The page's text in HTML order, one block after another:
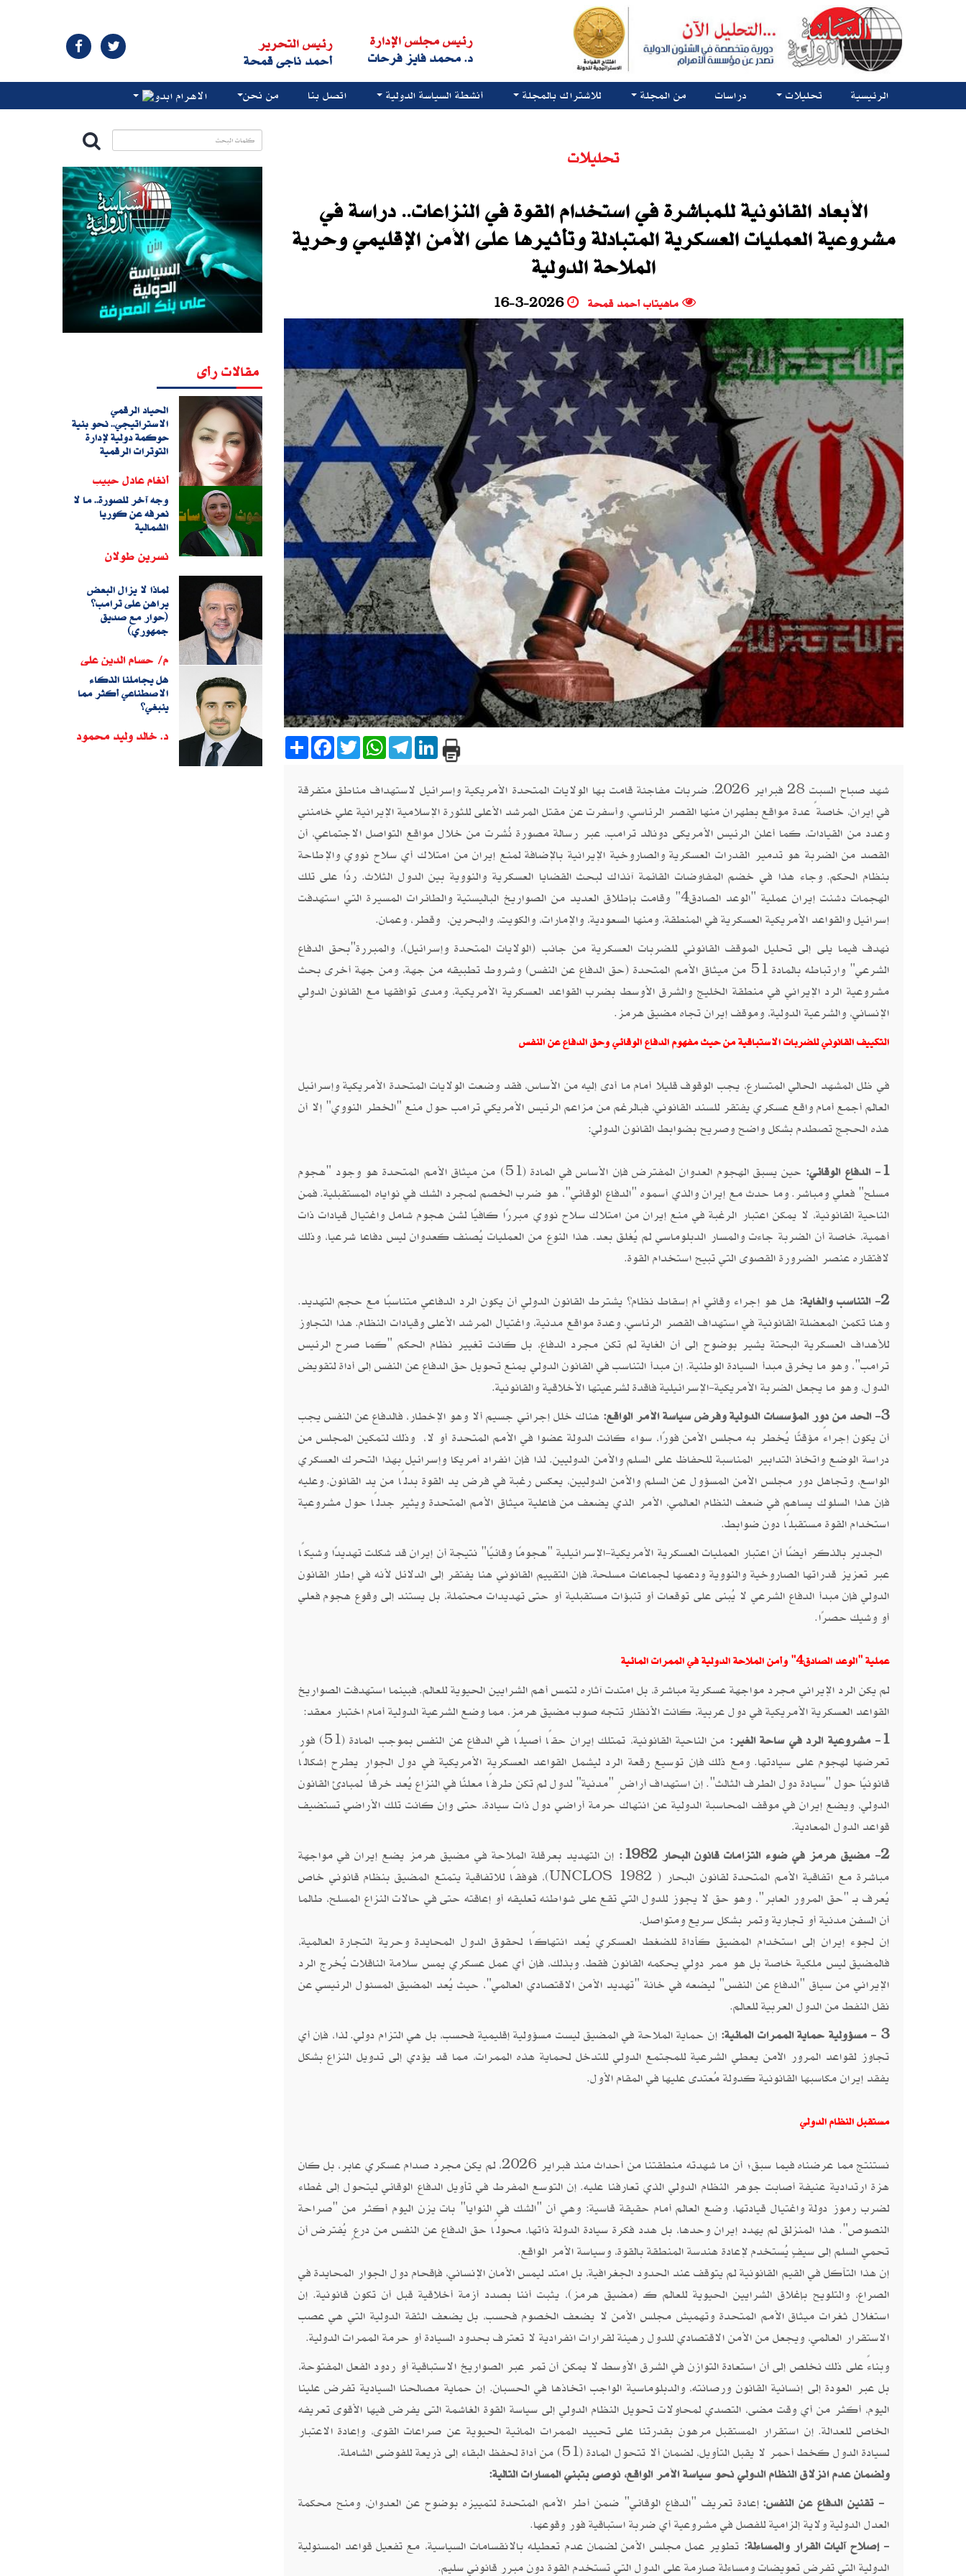
رئيس مجلس الإدارة
د. محمد فايز فرحات
رئيس التحرير
أحمد ناجى قمحة
الرئيسية تحليلات دراسات من المجلة للاشتراك بالمجلة أنشطة السياسة الدولية اتصل بنا من نحن الاهرام ابدو
تحليلات
الأبعاد القانونية للمباشرة في استخدام القوة في النزاعات.. دراسة في
مشروعية العمليات العسكرية المتبادلة وتأثيرها على الأمن الإقليمي وحرية
الملاحة الدولية
ماهيتاب أحمد قمحة 16-3-2026
ShareFacebook
TwitterWhatsAppTelegramLinkedIn
شهد صباح السبت 28 فبراير 2026، ضربات مفاجئة قامت بها الولايات المتحدة الأمريكية وإسرائيل لاستهداف مناطق متفرقة
في إيران، خاصةً عدة مواقع بطهران منها القصر الرئاسي، وأسفرت عن مقتل المرشد الأعلى للثورة الإسلامية الإيرانية علي خامنئي
وعدد من القيادات، كما أعلن الرئيس الأمريكى دونالد ترامب، عبر رسالة مصورة نُشرت من خلال مواقع التواصل الاجتماعي، أن
القصد من الضربة هو تدمير القدرات العسكرية والصاروخية الإيرانية بالإضافة لمنع إيران من امتلاك أي سلاح نووي والإطاحة
بنظام الحكم. وجاء هذا في خضم المفاوضات القائمة آنذاك لبحث القضايا العسكرية والنووية بين الدول الثلاث. ردًا على تلك
الهجمات دشنت إيران عملية "الوعد الصادق4" وقامت بإطلاق العديد من الصواريخ الباليستية والطائرات المسيرة التي استهدفت
إسرائيل والقواعد الأمريكية العسكرية في المنطقة، ومنها السعودية، والإمارات، والكويت، والبحرين، وقطر، وعمان.
نهدف فيما يلى إلى تحليل الموقف القانوني للضربات العسكرية من جانب (الولايات المتحدة وإسرائيل)، والمبررة"بحق الدفاع
الشرعي" وارتباطه بالمادة 51 من ميثاق الأمم المتحدة (حق الدفاع عن النفس) وشروط تطبيقه من جهة، ومن جهة أخرى بحث
مشروعية الرد الإيراني في منطقة الخليج والشرق الأوسط بضرب القواعد العسكرية الأمريكية، ومدى توافقها مع القانون الدولي
الإنساني، والشرعية الدولية، وموقف إيران تجاه مضيق هرمز.
التكييف القانوني للضربات الاستباقية من حيث مفهوم الدفاع الوقائي وحق الدفاع عن النفس
في ظل المشهد الحالي المتسارع، يجب الوقوف قليلا أمام ما أدى إليه من الأساس، فقد وضعت الولايات المتحدة الأمريكية وإسرائيل
العالم أجمع أمام واقع عسكري يفتقر للسند القانوني، فبالرغم من مزاعم الرئيس الأمريكي ترامب حول منع "الخطر النووي" إلا أن
هذه الحجج تصطدم بشكل واضح وصريح بضوابط القانون الدولي:
1- الدفاع الوقائي:
حين يسبق الهجوم العدوان المفترض فإن الأساس في المادة (51) من ميثاق الأمم المتحدة هو وجود "هجوم
مسلح" فعلي ومباشر. وما حدث مع إيران والذي أسموه "الدفاع الوقائي"، هو ضرب الخصم لمجرد الشك في نواياه المستقبلية. فمن
الناحية القانونية، لا يمكن اعتبار الرغبة في منع إيران من امتلاك سلاح نووي مبررًا كافيًا لشن هجوم شامل واغتيال قيادات ذات
أهمية، خاصة أن الضربة جاءت والمسار الدبلوماسي لم يُغلق بعد. هذا النوع من العمليات يُصنف كعدوان ليس دفاعا شرعيا، وذلك
لافتقاره عنصر الضرورة القصوى التي تبيح استخدام القوة.
2- التناسب والغاية:
هل هو إجراء وقائي أم إسقاط نظام؟ يشترط القانون الدولي أن يكون الرد الدفاعي متناسبًا مع حجم التهديد.
وهنا تكمن المعضلة القانونية في استهداف القصر الرئاسي، وعدة مواقع مدنية، واغتيال المرشد الأعلى وقيادات النظام. هذا التجاوز
للأهداف العسكرية البحتة يشير بوضوح إلى أن الغاية لم تكن مجرد الدفاع، بل كانت تغيير نظام الحكم "كما صرح الرئيس
ترامب"، وهو ما يخرق مبدأ السيادة الوطنية. إن مبدأ التناسب في القانون الدولي يمنع تحويل حق الدفاع عن النفس إلى أداة لتقويض
الدول، وهو ما يجعل الضربة الأمريكية-الإسرائيلية فاقدة لشرعيتها الأخلاقية والقانونية.
3- الحد من دور المؤسسات الدولية وفرض سياسة الأمر الواقع:
هناك خلل إجرائي جسيم ألا وهو الإخطار، فالدفاع عن النفس يجب
أن يكون إجراءً مؤقتًا يُخطر به مجلس الأمن فورًا، سواء كانت الدولة عضوا في الأمم المتحدة أو لا، وذلك لتمكين المجلس من
دراسة الوضع واتخاذ التدابير المناسبة للحفاظ على السلم والأمن الدوليين. لذا فإن انفراد أمريكا وإسرائيل بهذا التحرك العسكري
الواسع، وتجاهل دور مجلس الأمن المسؤول عن السلم والأمن الدوليين، يعكس رغبة في فرض يد القوة بدلًا من يد القانون. وعليه
فإن هذا السلوك يساهم في ضعف النظام العالمي، الأمر الذي يضعف من فاعلية ميثاق الأمم المتحدة ويثير جدلًا حول مشروعية
استخدام القوة مستقبلًا دون ضوابط.
الجدير بالذكر أيضًا أن اعتبار العمليات العسكرية الأمريكية-الإسرائيلية "هجومًا وقائيًا" نتيجة أن إيران قد شكلت تهديدًا وشيكًا
عبر تعزيز قدراتها الصاروخية والنووية ودعمها لجماعات مسلحة، فإن التقييم القانوني هنا يفتقر إلى الدلائل لأنه في إطار القانون
الدولي فإن مبدأ الدفاع الشرعي لا يُبنى على توقعات أو تنبؤات مستقبلية أو حتى تهديدات محتملة، بل يستند إلى وقوع هجوم فعلي
أو وشيك حصرًا.
عملية "الوعد الصادق4" وأمن الملاحة الدولية في الممرات المائية
لم يكن الرد الإيراني مجرد مواجهة عسكرية مباشرة، بل امتدت آثاره لتمس أهم الشرايين الحيوية للعالم. فبينما استهدفت الصواريخ
القواعد العسكرية الأمريكية في دول عربية، كانت الأنظار تتجه صوب مضيق هرمز، مما وضع الشرعية الدولية أمام اختبار معقد:
1- مشروعية الرد في ساحة الغير:
من الناحية القانونية، تمتلك إيران حقًا أصيلًا في الدفاع عن النفس بموجب المادة (51) فور
تعرضها لهجوم على سيادتها. ومع ذلك فإن توسيع رقعة الرد ليشمل القواعد العسكرية الأمريكية في دول الجوار يطرح إشكالًا
قانونيًا حول "سيادة دول الطرف الثالث". إن استهداف أراضٍ "مدنية" لدول لم تكن طرفًا معلنًا في النزاع يُعد خرقاً لمبادئ القانون
الدولي، ويضع إيران في موقف المحاسبة الدولية عن انتهاك حرمة أراضي دول ذات سيادة، حتى وإن كانت تلك الأراضي تستضيف
قواعد الدول المعادية.
2- مضيق هرمز في ضوء التزامات قانون البحار 1982:
إن التهديد بعرقلة الملاحة في مضيق هرمز يضع إيران في مواجهة
مباشرة مع اتفاقية الأمم المتحدة لقانون البحار ( UNCLOS 1982)، فوفقًا للاتفاقية يتمتع المضيق بنظام قانوني خاص
يُعرف بـ "حق المرور العابر"، وهو حق لا يجوز للدول التي تقع على شواطئه تعليقه أو إعاقته حتى في حالات النزاع المسلح، طالما
أن السفن مدنية أو تجارية وتمر بشكل سريع ومتواصل.
إن لجوء إيران إلى استخدام المضيق كأداة للضغط العسكري يُعد انتهاكًا لحقوق الدول المحايدة وحرية التجارة العالمية،
فالمضيق ليس ملكية خاصة بل هو ممر دولي يحكمه القانون فقط. وبذلك، فإن أي عمل عسكري يمس سلامة الناقلات يُخرج الرد
الإيراني من سياق "الدفاع عن النفس" ليضعه في خانة "تهديد الأمن الاقتصادي العالمي"، حيث يُعد المضيق المسئول الرئيسي عن
نقل النفط من الدول العربية للعالم.
3 - مسؤولية حماية الممرات المائية:
إن حماية الملاحة في المضيق ليست مسؤولية إقليمية فحسب، بل هي التزام دولي. لذا، فإن أي
تجاوز لقواعد المرور الآمن يعطي الشرعية للمجتمع الدولي للتدخل لحماية هذه الممرات، مما قد يؤدي إلى تدويل النزاع بشكل
يفقد إيران مكاسبها القانونية كدولة مُعتدى عليها في المقام الأول.
مستقبل النظام الدولي
نستنتج مما عرضناه فيما سبق؛ أن ما شهدته منطقتنا من أحداث منذ فبراير 2026، لم يكن مجرد صدام عسكري عابر، بل كان
هزة ارتدادية عنيفة أصابت جوهر النظام الدولي الذي تعارفنا عليه. إن التوسع المفرط في تأويل الدفاع الوقائي ليتحول إلى غطاء
لضرب رموز دولة واغتيال قيادتها، وضع العالم أمام حقيقة قاسية: وهي أن "الشك في النوايا" بات يزن اليوم أكثر من "صراحة
النصوص". هذا المنزلق لم يهدد إيران وحدها، بل هدد فكرة سيادة الدولة ذاتها، محولًا حق الدفاع عن النفس من درعٍ يُفترض أن
تحمي السلم إلى سيفٍ يُستخدم لإعادة هندسة المنطقة بالقوة، وسياسة الأمر الواقع.
إن هذا التآكل في القيم القانونية لم يتوقف عند الحدود الجغرافية، بل امتد ليمس الأمان الإنساني، فإقحام دول الجوار المحايدة في
الصراع، والتلويح بإغلاق الشرايين الحيوية للعالم كـ (مضيق هرمز)، يثبت أننا بصدد أزمة أخلاقية قبل أن تكون قانونية. إن
استغلال ثغرات ميثاق الأمم المتحدة وتهميش مجلس الأمن لا يضعف الخصوم فحسب، بل يضعف الثقة الدولية التي هي عصب
الاستقرار العالمي، ويجعل من الأمن الاقتصادي للدول رهينة لقرارات انفرادية لا تعترف بحدود السيادة أو حرمة الممرات الدولية.
وبناءً على ذلك نخلص إلى أن استعادة التوازن في الشرق الأوسط لا يمكن أن تمر عبر الصواريخ الاستباقية أو ردود الفعل المفتوحة،
بل عبر العودة إلى إنسانية القانون ورصانته، والدبلوماسية الواجب اتخاذها في الحسبان. إن حماية مصالحنا السيادية تفرض علينا
اليوم، أكثر من أي وقت مضى، التصدي لمحاولات تحويل النظام الدولي إلى سياسة القوة الغاشمة التى يفرض فيها الأقوى تعريفه
الخاص للعدالة. إن استقرار المستقبل مرهون بقدرتنا على تحييد الممرات المائية الحيوية عن صراعات القوى، وإعادة الاعتبار
لسيادة الدول كخط أحمر لا يقبل التأويل، لضمان ألا تتحول المادة (51) من أداة لحفظ البقاء إلى ذريعة للفوضى الشاملة.
ولضمان عدم انزلاق النظام الدولي نحو سياسة الأمر الواقع، نوصى بتبني المسارات التالية:
- تقنين الدفاع عن النفس: إعادة تعريف "الدفاع الوقائي" ضمن أطر الأمم المتحدة لتمييزه بوضوح عن العدوان، ومنح محكمة
العدل الدولية ولاية إلزامية للفصل في مشروعية أي ضربة استباقية فور وقوعها.
- إصلاح آليات القرار والمساءلة: تطوير عمل مجلس الأمن لضمان عدم تعطيله بالانقسامات السياسية، مع تفعيل قواعد المسئولية
الدولية التي تفرض تعويضات ومساءلة صارمة على الدول التي تستخدم القوة دون مبرر قانوني سليم.
مقالات رأى
الحياد الرقمي
الاستراتيجي.. نحو بنية
حوكمة دولية لإدارة
التوترات الرقمية
أنغام عادل حبيب
وجه آخر للصورة.. ما لا
نعرفه عن كوريا
الشمالية
نسرين طولان
لماذا لا يزال البعض
يراهن على ترامب؟
(حوار مع صديق
جمهوري)
م/ حسام الدين على
هل يجاملنا الذكاء
الاصطناعي أكثر مما
ينبغي؟
د. خالد وليد محمود